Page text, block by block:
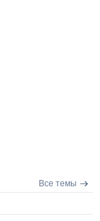
Все темы